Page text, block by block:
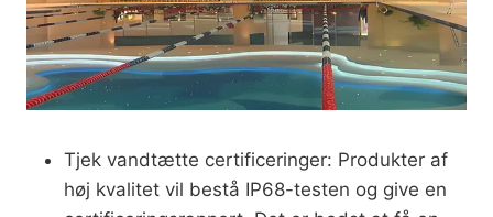
Tjek vandtætte certificeringer: Produkter af
høj kvalitet vil bestå IP68-testen og give en